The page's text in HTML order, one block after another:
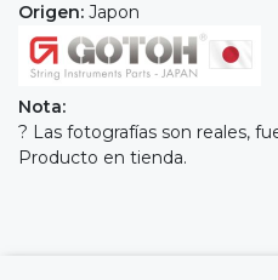
Origen: Japon
Nota:
? Las fotografías son reales,
Producto en tienda.